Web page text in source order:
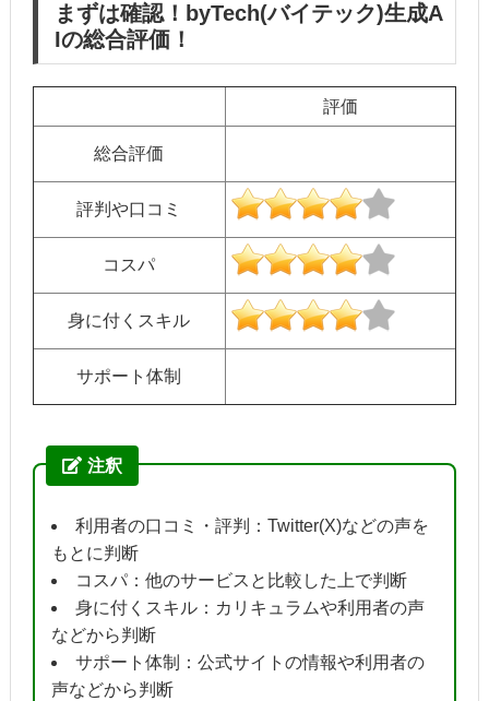
まずは確認！byTech(バイテック)生成A
Iの総合評価！
評価
総合評価
評判や口コミ
コスパ
身に付くスキル
サポート体制
注釈
利用者の口コミ・評判：Twitter(X)などの声を
もとに判断
コスパ：他のサービスと比較した上で判断
身に付くスキル：カリキュラムや利用者の声
などから判断
サポート体制：公式サイトの情報や利用者の
声などから判断